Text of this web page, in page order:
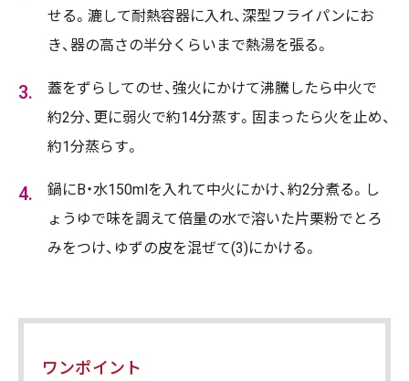
せる。漉して耐熱容器に入れ、深型フライパンにお
き、器の高さの半分くらいまで熱湯を張る。
蓋をずらしてのせ、強火にかけて沸騰したら中火で
約2分、更に弱火で約14分蒸す。固まったら火を止め、
約1分蒸らす。
鍋にB・水150mlを入れて中火にかけ、約2分煮る。し
ょうゆで味を調えて倍量の水で溶いた片栗粉でとろ
みをつけ、ゆずの皮を混ぜて(3)にかける。
ワンポイント